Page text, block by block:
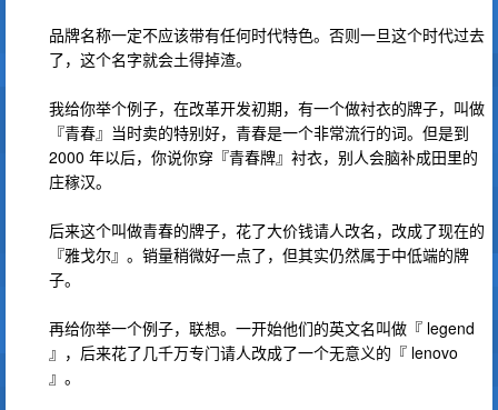
品牌名称一定不应该带有任何时代特色。否则一旦这个时代过去
了，这个名字就会土得掉渣。
我给你举个例子，在改革开发初期，有一个做衬衣的牌子，叫做
『青春』当时卖的特别好，青春是一个非常流行的词。但是到
2000 年以后，你说你穿『青春牌』衬衣，别人会脑补成田里的
庄稼汉。
后来这个叫做青春的牌子，花了大价钱请人改名，改成了现在的
『雅戈尔』。销量稍微好一点了，但其实仍然属于中低端的牌
子。
再给你举一个例子，联想。一开始他们的英文名叫做『 legend
』，后来花了几千万专门请人改成了一个无意义的『 lenovo
』。